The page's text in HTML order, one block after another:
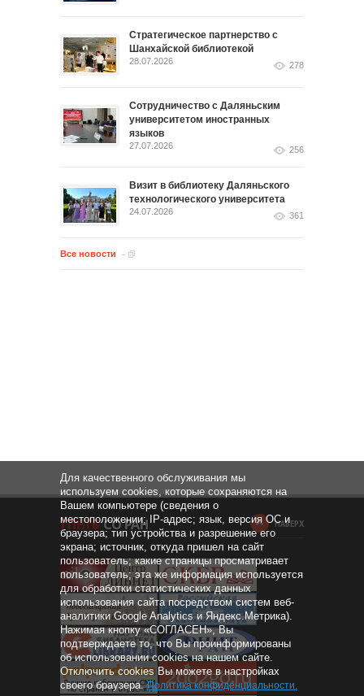
Стратегическое партнерство с
Шанхайской библиотекой
28.07.2026 278
Сотрудничество с Даляньским
университетом иностранных
языков
27.07.2026 256
Визит в библиотеку Даляньского
технологического университета
24.07.2026 361
Все новости
НАВЕРХ
Для качественного обслуживания мы
используем cookies, которые сохраняются на
Вашем компьютере (сведения о
местоположении; IP-адрес; язык, версия ОС и
браузера; тип устройства и разрешение его
экрана; источник, откуда пришел на сайт
пользователь; какие страницы просматривает
пользователь; эта же информация используется
для обработки статистических данных
использования сайта посредством систем веб-
аналитики Google Analytics и Яндекс.Метрика).
Нажимая кнопку «СОГЛАСЕН», Вы
подтверждаете то, что Вы проинформированы
об использовании cookies на нашем сайте.
Отключить cookies Вы можете в настройках
своего браузера.Политика конфиденциальности.